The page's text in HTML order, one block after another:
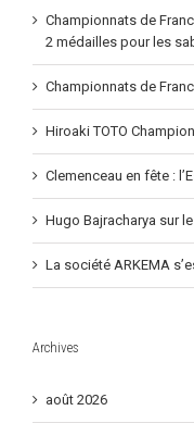
Championnats de
2 médailles pour les
Championnats de
Hiroaki TOTO
Clemenceau en fête :
Hugo Bajracharya sur
La société ARKEMA
Archives
août 2026